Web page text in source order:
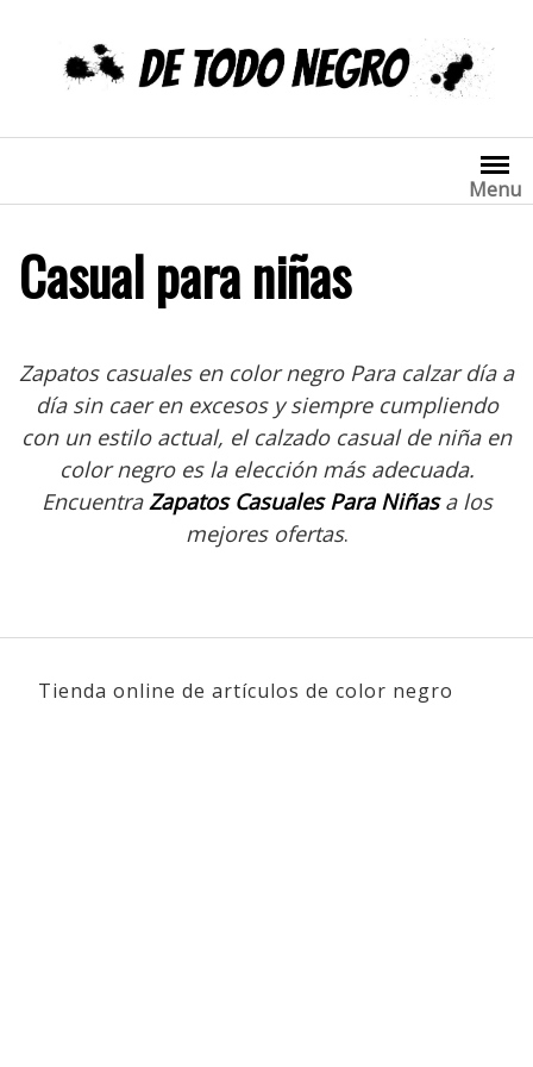
contenido
Menu
Casual para niñas
Zapatos casuales en color negro Para calzar día a
día sin caer en excesos y siempre cumpliendo
con un estilo actual, el calzado casual de niña en
color negro es la elección más adecuada.
EncuentraZapatos Casuales Para Niñasa los
mejores ofertas.
Tienda online de artículos de color negro